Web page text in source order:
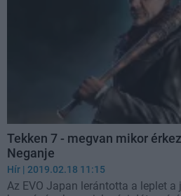
Tekken 7 - megvan mikor
Neganje
Hír | 2019.02.18 11:15
Az EVO Japan lerántotta a leplet a